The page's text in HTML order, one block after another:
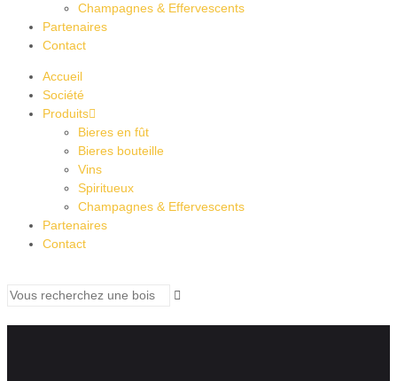
Champagnes & Effervescents
Partenaires
Contact
Accueil
Société
Produits
Bieres en fût
Bieres bouteille
Vins
Spiritueux
Champagnes & Effervescents
Partenaires
Contact